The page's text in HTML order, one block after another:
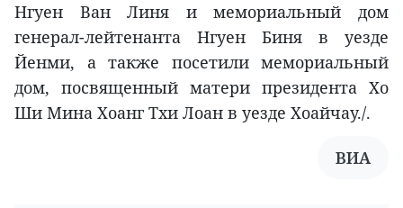
Нгуен Ван Линя и мемориальный дом
генерал-лейтенанта Нгуен Биня в уезде
Йенми, а также посетили мемориальный
дом, посвященный матери президента Хо
Ши Мина Хоанг Тхи Лоан в уезде Хоайчау./.
ВИА